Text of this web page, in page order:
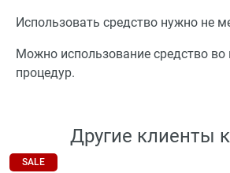
Использовать средство нужно не
Можно использование средство
процедур.
Другие клиенты
SALE